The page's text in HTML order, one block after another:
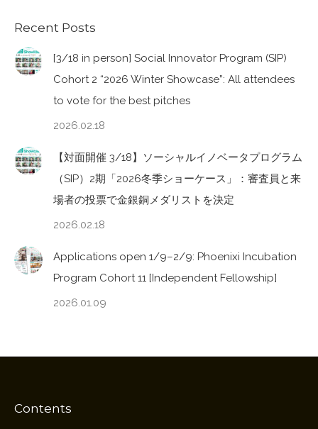
Recent Posts
[3/18 in person] Social Innovator Program (SIP)
Cohort 2 “2026 Winter Showcase”: All attendees
to vote for the best pitches
2026.02.18
【対面開催 3/18】ソーシャルイノベータプログラム
（SIP）2期「2026冬季ショーケース」：審査員と来
場者の投票で金銀銅メダリストを決定
2026.02.18
Applications open 1/9–2/9: Phoenixi Incubation
Program Cohort 11 [Independent Fellowship]
2026.01.09
Contents